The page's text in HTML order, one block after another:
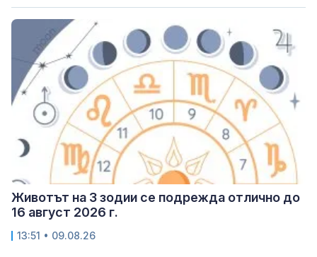
Животът на 3 зодии се подрежда отлично до
16 август 2026 г.
13:51 • 09.08.26